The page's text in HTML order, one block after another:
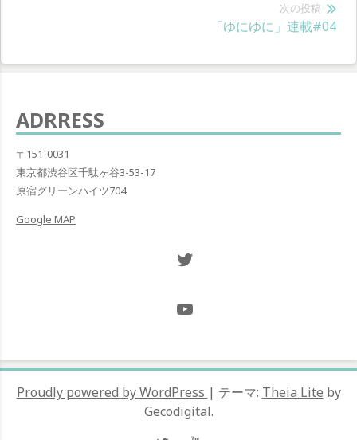
ゲ
シ
ョ
ン
次の投稿
次
投
「ゆにゆに」連載#04
ADRRESS
〒151-0031
東京都渋谷区千駄ヶ谷3-53-17
原宿グリーンハイツ704
Google MAP
Proudly powered by WordPress | テーマ: Theia Lite by
Gecodigital.